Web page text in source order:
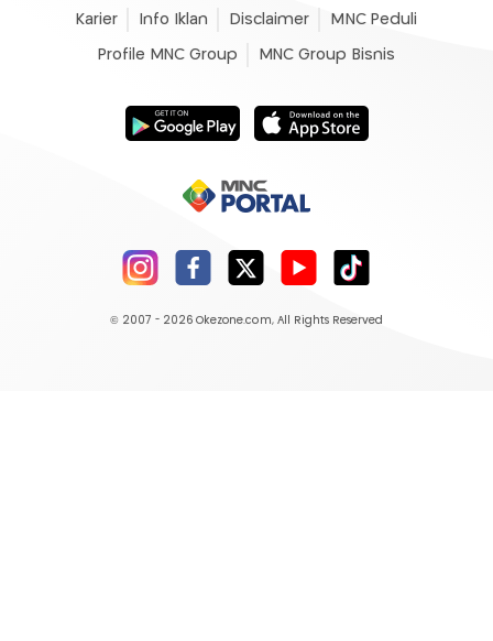
Karier Info Iklan Disclaimer MNC Peduli
Profile MNC Group MNC Group Bisnis
© 2007 - 2026 Okezone.com, All Rights Reserved